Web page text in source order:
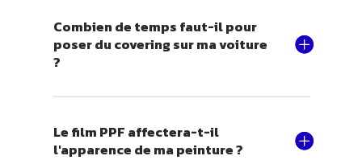
Combien de temps faut-il pour
poser du covering sur ma voiture
?
Le film PPF affectera-t-il
l'apparence de ma peinture ?